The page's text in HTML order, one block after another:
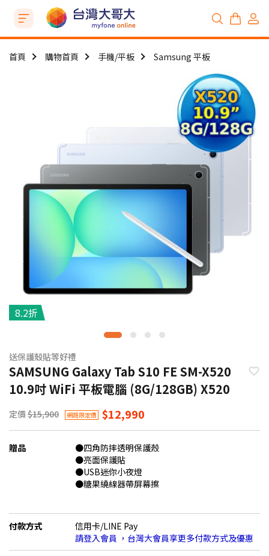
首頁 購物首頁 手機/平板 Samsung 平板
8.2折
送保護殼貼等好禮
SAMSUNG Galaxy Tab S10 FE SM-X520
10.9吋 WiFi 平板電腦 (8G/128GB) X520
定價 $15,900 網路限定價 $12,990
贈品
●四角防摔透明保護殼
●亮面保護貼
●USB迷你小夜燈
●糖果繞線器帶屏幕擦
付款方式
信用卡/LINE Pay
請登入會員 ，台灣大會員享更多付款方式及優惠